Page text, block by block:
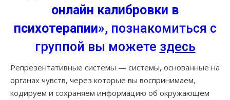
онлайн калибровки в
психотерапии», познакомиться с
группой вы можете здесь
Репрезентативные системы — системы, основанные на
органах чувств, через которые вы воспринимаем,
кодируем и сохраняем информацию об окружающем